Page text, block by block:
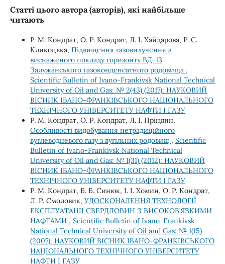
Статті цього автора (авторів), які найбільше
читають
Р. М. Кондрат, О. Р. Кондрат, Л. І. Хайдарова, Р. С.
Кликоцька, Підвищення газовилучення з
виснаженого покладу горизонту ВД-13
Залужанського газоконденсатного родовища ,
Scientific Bulletin of Ivano-Frankivsk National Technical
University of Oil and Gas: № 2(43) (2017): НАУКОВИЙ
ВІСНИК ІВАНО-ФРАНКІВСЬКОГО НАЦІОНАЛЬНОГО
ТЕХНІЧНОГО УНІВЕРСИТЕТУ НАФТИ І ГАЗУ
Р. М. Кондрат, О. Р. Кондрат, Л. І. Пріндин,
Особливості видобування нетрадиційного
вуглеводневого газу з вугільних родовищ , Scientific
Bulletin of Ivano-Frankivsk National Technical
University of Oil and Gas: № 1(31) (2012): НАУКОВИЙ
ВІСНИК ІВАНО-ФРАНКІВСЬКОГО НАЦІОНАЛЬНОГО
ТЕХНІЧНОГО УНІВЕРСИТЕТУ НАФТИ І ГАЗУ
Р. М. Кондрат, Б. Б. Синюк, І. І. Хомин, О. Р. Кондрат,
Л. Р. Смоловик, УДОСКОНАЛЕННЯ ТЕХНОЛОГІЇ
ЕКСПЛУАТАЦІЇ СВЕРДЛОВИН З ВИСОКОВ’ЯЗКИМИ
НАФТАМИ , Scientific Bulletin of Ivano-Frankivsk
National Technical University of Oil and Gas: № 1(15)
(2007): НАУКОВИЙ ВІСНИК ІВАНО-ФРАНКІВСЬКОГО
НАЦІОНАЛЬНОГО ТЕХНІЧНОГО УНІВЕРСИТЕТУ
НАФТИ І ГАЗУ